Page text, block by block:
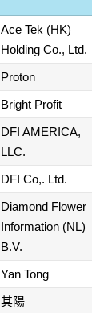
Ace Tek (HK)
Holding Co., Ltd.
Proton
Bright Profit
DFI AMERICA,
LLC.
DFI Co,. Ltd.
Diamond Flower
Information (NL)
B.V.
Yan Tong
其陽